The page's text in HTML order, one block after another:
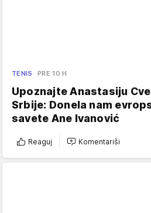
TENIS PRE 10 H
Upoznajte Anastasiju
Srbije: Donela nam
savete Ane Ivanović
Reaguj Komentariši